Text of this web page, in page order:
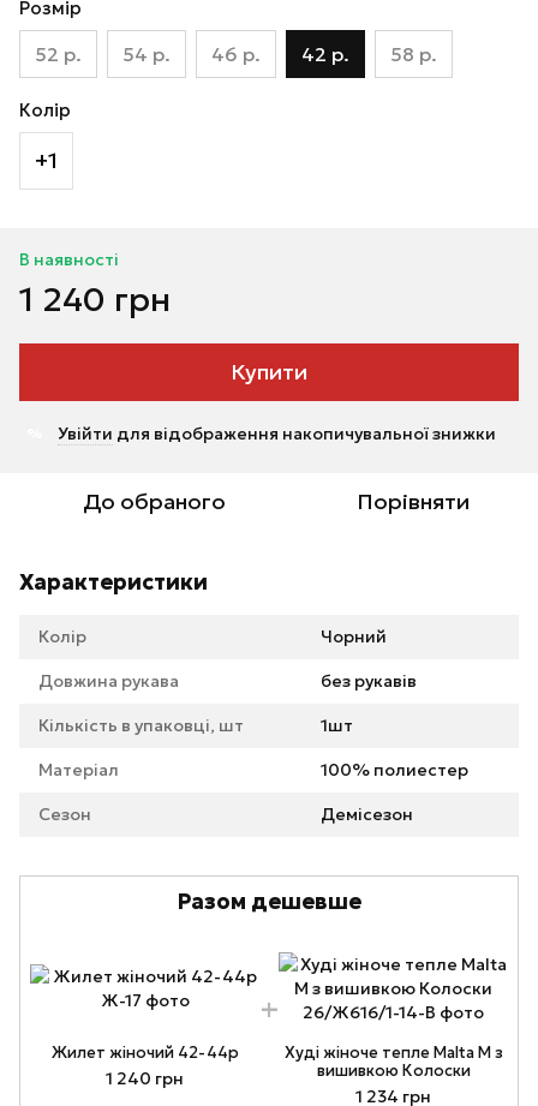
Розмір
52 р. 54 р. 46 р. 42 р. 58 р.
Колір
+1
В наявності
1 240 грн
Купити
Увійти для відображення накопичувальної знижки
До обраного Порівняти
Характеристики
Колір Чорний
Довжина рукава без рукавів
Кількість в упаковці, шт 1шт
Матеріал 100% полиестер
Сезон Демісезон
Разом дешевше
Жилет жіночий 42-44р
1 240 грн
Худі жіноче тепле Malta М з
вишивкою Колоски
1 234 грн